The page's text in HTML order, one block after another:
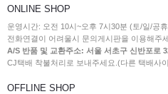
ONLINE SHOP
운영시간: 오전 10시~오후 7시30분 (토/일/공
전화연결이 어려울시 문의게시판을 이용해주
A/S 반품 및 교환주소: 서울 서초구 신반포로
CJ택배 착불처리로 보내주세요.(다른 택배사
OFFLINE SHOP